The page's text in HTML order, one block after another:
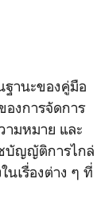
านะของคู่มือ
งการจัดการ
ามหมาย และ
บัญญัติการไกล่
เรื่องต่าง ๆ ที่